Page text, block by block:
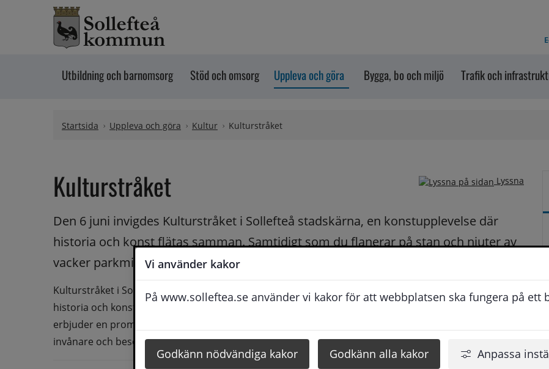
Vi använder kakor
På www.solleftea.se använder vi kakor för att webbplatsen ska fungera på ett
Godkänn nödvändiga kakor Godkänn alla kakor Anpassa
Hoppa till innehåll
Utbildning och barnomsorg Stöd och omsorg Uppleva och göra Bygga, bo och miljö Trafik och
Startsida Uppleva och göra Kultur Kulturstråket
Lyssna
Kulturstråket
Den 6 juni invigdes Kulturstråket i Sollefteå stadskärna, en konstupplevelse där
historia och konst flätas samman. Samtidigt som du flanerar på stan och njuter av
vacker parkmiljö.
Kulturstråket i Sollefteå stadskärna är en levande och mångfacetterad del av platsens identitet, där
historia och konst flätas samman. Stråket sträcker sig från Gågatans mittpunkt, Atti Gränd, och
erbjuder en promenad längs minnenas allé med en rik palett av intryck, uttryck och avtryck för både
invånare och besökare.